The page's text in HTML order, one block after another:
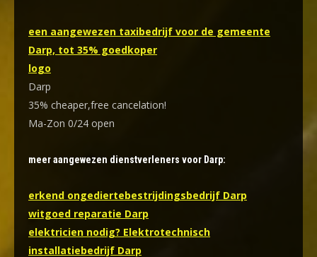
een aangewezen taxibedrijf voor de gemeente
Darp, tot 35% goedkoper
logo
Darp
35% cheaper,free cancelation!
Ma-Zon 0/24 open
meer aangewezen dienstverleners voor Darp:
erkend ongediertebestrijdingsbedrijf Darp
witgoed reparatie Darp
elektricien nodig? Elektrotechnisch
installatiebedrijf Darp